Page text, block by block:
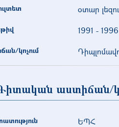
օտար
1991 - 1996
կոչում
աստիճան/
ԵՊՀ